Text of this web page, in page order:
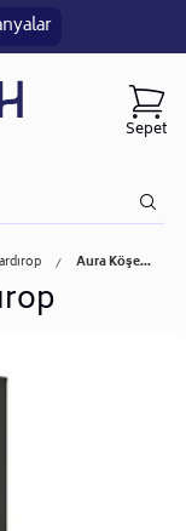
Sepet
Aura Köşe...